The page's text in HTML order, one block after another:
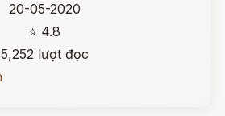
20-05-2020
⭐ 4.8
5,252 lượt đọc